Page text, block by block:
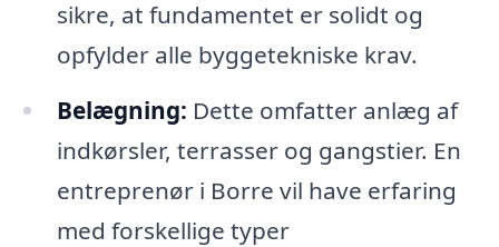
sikre, at fundamentet er solidt og
opfylder alle byggetekniske krav.
Belægning: Dette omfatter anlæg af
indkørsler, terrasser og gangstier. En
entreprenør i Borre vil have erfaring
med forskellige typer